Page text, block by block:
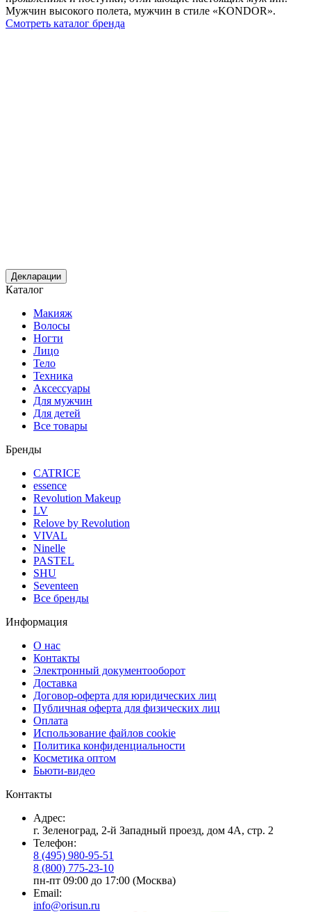
Мужчин высокого полета, мужчин в стиле «KONDOR».
Смотреть каталог бренда
Декларации
Каталог
Макияж
Волосы
Ногти
Лицо
Тело
Техника
Аксессуары
Для мужчин
Для детей
Все товары
Бренды
CATRICE
essence
Revolution Makeup
LV
Relove by Revolution
VIVAL
Ninelle
PASTEL
SHU
Seventeen
Все бренды
Информация
О нас
Контакты
Электронный документооборот
Доставка
Договор-оферта для юридических лиц
Публичная оферта для физических лиц
Оплата
Использование файлов cookie
Политика конфиденциальности
Косметика оптом
Бьюти-видео
Контакты
Адрес:
г. Зеленоград, 2-й Западный проезд, дом 4А, стр. 2
Телефон:
8 (495) 980-95-51
8 (800) 775-23-10
пн-пт 09:00 до 17:00 (Москва)
Email:
info@orisun.ru